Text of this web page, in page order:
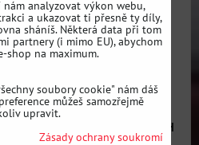
kol 17/19/21
s DPH
analyzovat výkon webu,
a ukazovat ti přesně ty díly,
sháníš. Některá data při tom
partnery (i mimo EU), abychom
shop na maximum.
soubory cookie" nám dáš
můžeš samozřejmě
upravit.
Zásady ochrany soukromí